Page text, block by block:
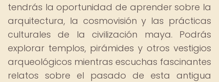
tendrás la oportunidad de aprender sobre la
arquitectura, la cosmovisión y las prácticas
culturales de la civilización maya. Podrás
explorar templos, pirámides y otros vestigios
arqueológicos mientras escuchas fascinantes
relatos sobre el pasado de esta antigua